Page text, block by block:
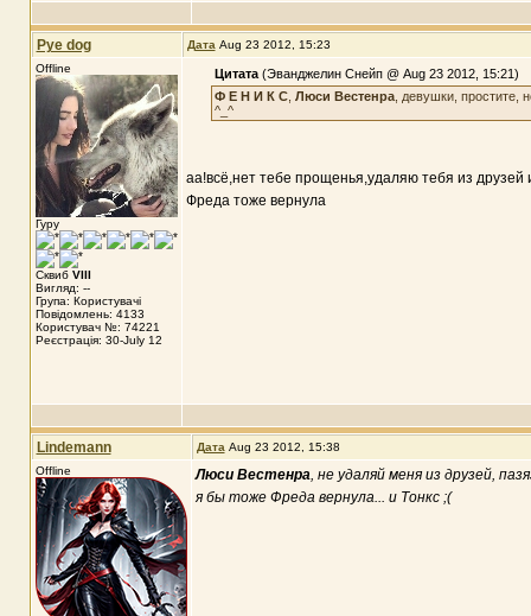
Pye dog Дата Aug 23 2012, 15:23
Offline
Гуру
Сквиб VIII
Вигляд: --
Група: Користувачі
Повідомлень: 4133
Користувач №: 74221
Реєстрація: 30-July 12
Цитата(Эванджелин Снейп @ Aug 23 2012, 15:21)
Ф Е Н И К С, Люси Вестенра, девушки, простите,
^_^
аа!всё,нет тебе прощенья,удаляю тебя из
Фреда тоже вернула
Lindemann Дата Aug 23 2012, 15:38
Offline
Люси Вестенра, не удаляй меня из друзей,
я бы тоже Фреда вернула... и Тонкс ;(